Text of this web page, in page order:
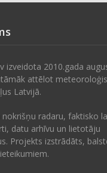
izveidota 2010.gada
attēlot
Latvijā.
nokrišņu radaru, faktisko
datu arhīvu un lietotāju
Projekts izstrādāts,